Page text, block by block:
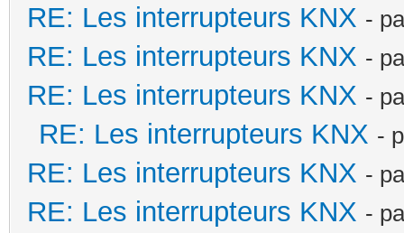
RE: Les interrupteurs KNX -
RE: Les interrupteurs KNX -
RE: Les interrupteurs KNX -
RE: Les interrupteurs KNX -
RE: Les interrupteurs KNX -
RE: Les interrupteurs KNX -